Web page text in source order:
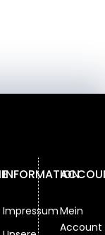
INFORMATION
ImpressumMein
Account